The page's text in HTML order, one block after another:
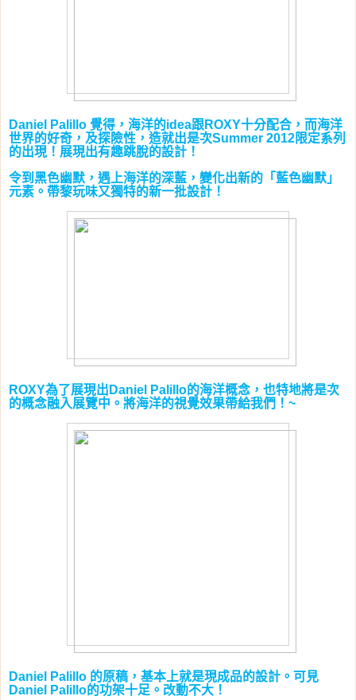
Daniel Palillo 覺得，海洋的idea跟ROXY十分配合，而海洋
世界的好奇，及探險性，造就出是次Summer 2012限定系列
的出現！展現出有趣跳脫的設計！
令到黑色幽默，遇上海洋的深藍，變化出新的「藍色幽默」
元素。帶黎玩味又獨特的新一批設計！
ROXY為了展現出 Daniel Palillo的海洋概念，也特地將是次
的概念融入展覽中。將海洋的視覺效果帶給我們！ ~
Daniel Palillo 的原稿，基本上就是現成品的設計。可見
Daniel Palillo的功架十足。改動不大！